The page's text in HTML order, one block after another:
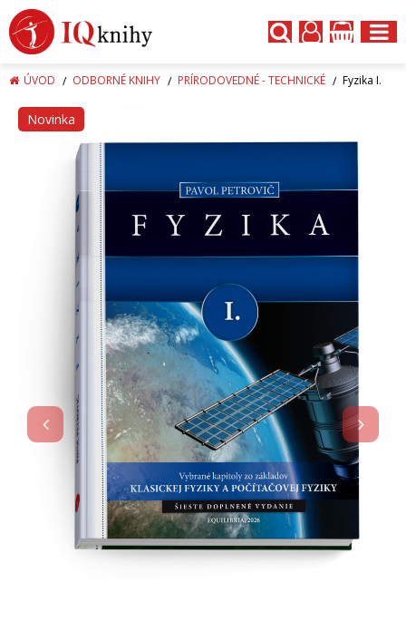
ÚVOD ODBORNÉ KNIHY PRÍRODOVEDNÉ - TECHNICKÉ Fyzika I.
Novinka